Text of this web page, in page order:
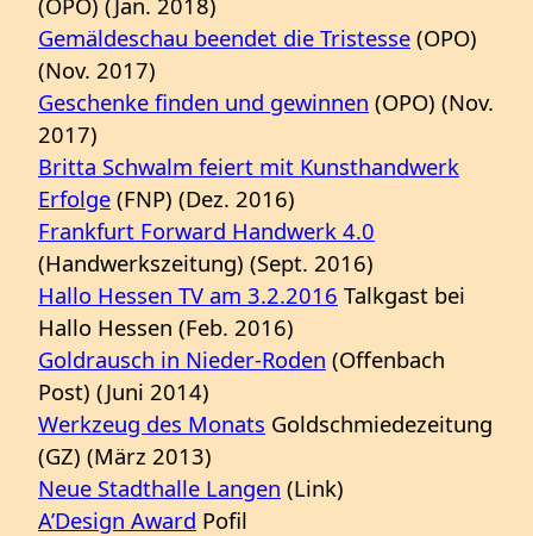
Gemäldeschau beendet die Tristesse (OPO)
(Nov. 2017)
Geschenke finden und gewinnen (OPO) (Nov.
2017)
Britta Schwalm feiert mit Kunsthandwerk
Erfolge (FNP) (Dez. 2016)
Frankfurt Forward Handwerk 4.0
(Handwerkszeitung) (Sept. 2016)
Hallo Hessen TV am 3.2.2016 Talkgast bei
Hallo Hessen (Feb. 2016)
Goldrausch in Nieder-Roden (Offenbach
Post) (Juni 2014)
Werkzeug des Monats Goldschmiedezeitung
(GZ) (März 2013)
Neue Stadthalle Langen (Link)
A’Design Award Pofil